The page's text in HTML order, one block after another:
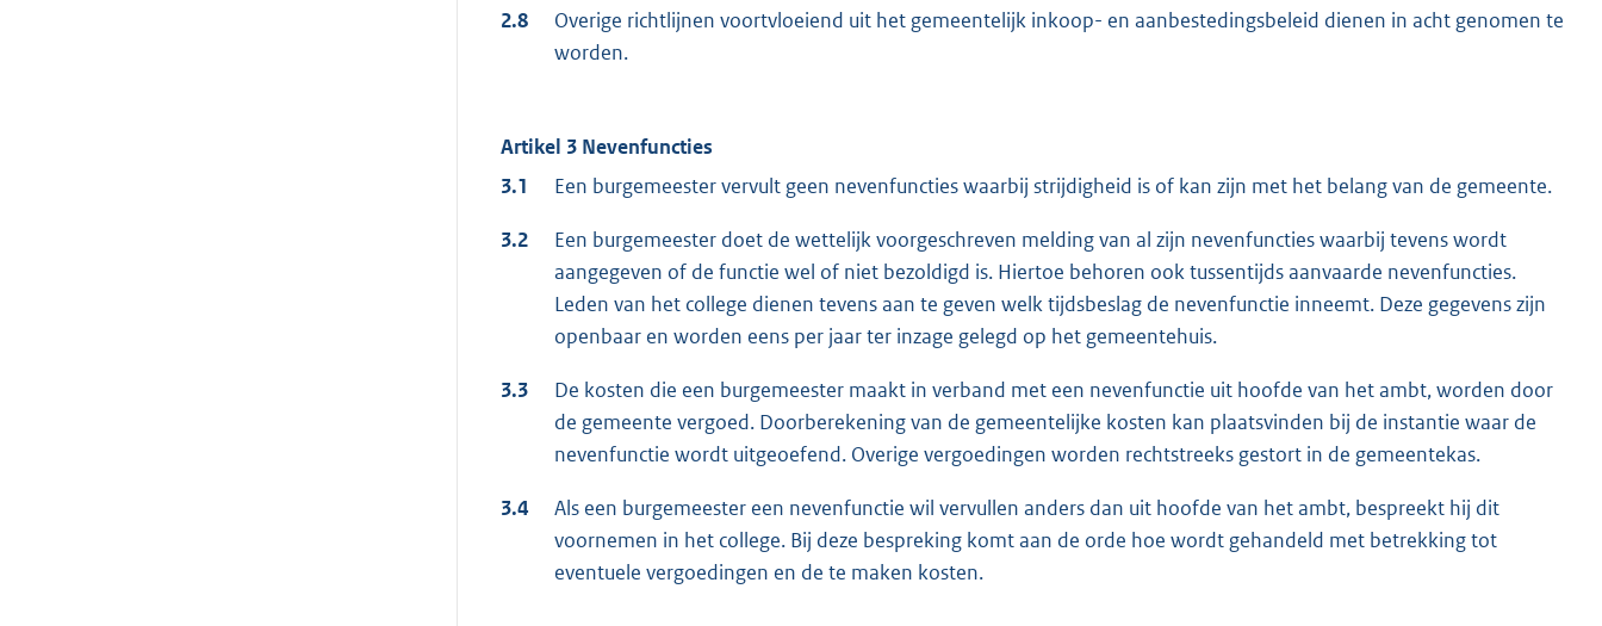
2.8
Overige richtlijnen voortvloeiend uit het gemeentelijk inkoop- en aanbestedingsbeleid dienen in acht genomen te
worden.
Artikel 3 Nevenfuncties
3.1
Een burgemeester vervult geen nevenfuncties waarbij strijdigheid is of kan zijn met het belang van de gemeente.
3.2
Een burgemeester doet de wettelijk voorgeschreven melding van al zijn nevenfuncties waarbij tevens wordt
aangegeven of de functie wel of niet bezoldigd is. Hiertoe behoren ook tussentijds aanvaarde nevenfuncties.
Leden van het college dienen tevens aan te geven welk tijdsbeslag de nevenfunctie inneemt. Deze gegevens zijn
openbaar en worden eens per jaar ter inzage gelegd op het gemeentehuis.
3.3
De kosten die een burgemeester maakt in verband met een nevenfunctie uit hoofde van het ambt, worden door
de gemeente vergoed. Doorberekening van de gemeentelijke kosten kan plaatsvinden bij de instantie waar de
nevenfunctie wordt uitgeoefend. Overige vergoedingen worden rechtstreeks gestort in de gemeentekas.
3.4
Als een burgemeester een nevenfunctie wil vervullen anders dan uit hoofde van het ambt, bespreekt hij dit
voornemen in het college. Bij deze bespreking komt aan de orde hoe wordt gehandeld met betrekking tot
eventuele vergoedingen en de te maken kosten.